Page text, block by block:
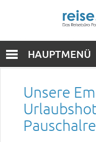
HAUPTMENÜ
Unsere